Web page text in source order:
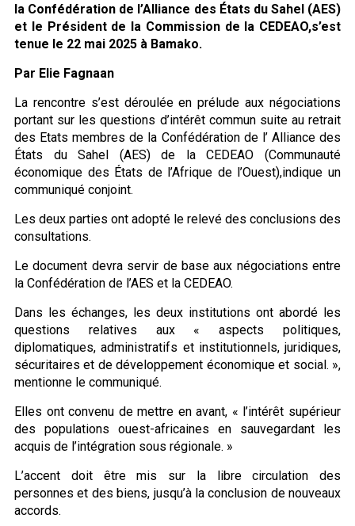
la Confédération de l’Alliance des États du Sahel (AES)
et le Président de la Commission de la CEDEAO,s’est
tenue le 22 mai 2025 à Bamako.
Par Elie Fagnaan
La rencontre s’est déroulée en prélude aux négociations
portant sur les questions d’intérêt commun suite au retrait
des Etats membres de la Confédération de l’ Alliance des
États du Sahel (AES) de la CEDEAO (Communauté
économique des États de l’Afrique de l’Ouest),indique un
communiqué conjoint.
Les deux parties ont adopté le relevé des conclusions des
consultations.
Le document devra servir de base aux négociations entre
la Confédération de l’AES et la CEDEAO.
Dans les échanges, les deux institutions ont abordé les
questions relatives aux « aspects politiques,
diplomatiques, administratifs et institutionnels, juridiques,
sécuritaires et de développement économique et social. »,
mentionne le communiqué.
Elles ont convenu de mettre en avant, « l’intérêt supérieur
des populations ouest-africaines en sauvegardant les
acquis de l’intégration sous régionale. »
L’accent doit être mis sur la libre circulation des
personnes et des biens, jusqu’à la conclusion de nouveaux
accords.